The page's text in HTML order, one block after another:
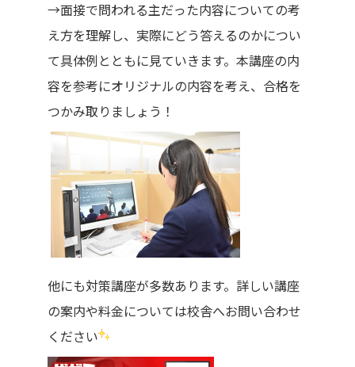
→面接で問われる主だった内容についての考
え方を理解し、実際にどう答えるのかについ
て具体例とともに見ていきます。本講座の内
容を参考にオリジナルの内容を考え、合格を
つかみ取りましょう！
他にも対策講座が多数あります。詳しい講座
の案内や料金については校舎へお問い合わせ
ください